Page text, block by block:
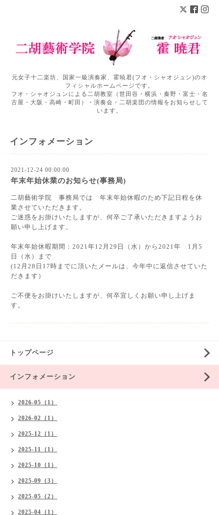
元女子十二楽坊、国家一級演奏家、霍暁君(フオ・シャオジュン)のオ
フィシャルホームページです。
フオ・シャオジュンによる二胡教室（世田谷・横浜・秦野・富士・名
古屋・大阪・高崎・町田）・演奏会・二胡楽団の情報をお知らせして
います。
インフォメーション
2021-12-24 00:00:00
年末年始休業のお知らせ(事務局)
二胡藝術学院 事務局では 年末年始休暇のため下記日程を休
業させていただきます。
ご迷惑をお掛けいたしますが、何卒ご了承いただきますようお
願い申し上げます。
年末年始休暇期間：2021年12月29日（水）から2021年 1月5
日（水）まで
(12月28日17時までに頂いたメールは、今年中に返信させていた
だきます）
ご不便をお掛けいたしますが、何卒宜しくお願い申し上げま
す。
トップページ
インフォメーション
2026-05（1）
2026-02（1）
2025-12（1）
2025-11（1）
2025-10（1）
2025-09（3）
2025-05（2）
2025-04（1）